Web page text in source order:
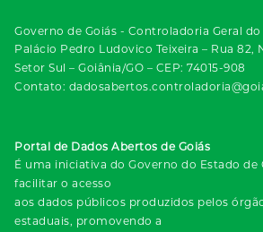
Governo de Goiás - Controladoria Geral do
Palácio Pedro Ludovico Teixeira – Rua 82,
Setor Sul – Goiânia/GO – CEP: 74015-908
Contato:
Portal de Dados Abertos de Goiás
É uma iniciativa do Governo do Estado de
facilitar o acesso
aos dados públicos produzidos pelos
estaduais, promovendo a